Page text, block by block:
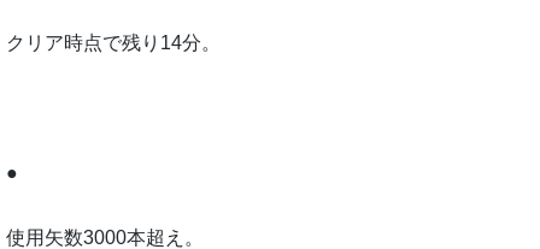
クリア時点で残り14分。
●
使用矢数3000本超え。